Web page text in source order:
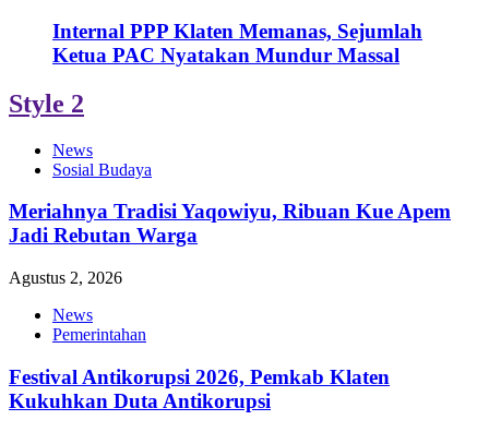
Internal PPP Klaten Memanas, Sejumlah
Ketua PAC Nyatakan Mundur Massal
Style 2
News
Sosial Budaya
Meriahnya Tradisi Yaqowiyu, Ribuan Kue Apem
Jadi Rebutan Warga
Agustus 2, 2026
News
Pemerintahan
Festival Antikorupsi 2026, Pemkab Klaten
Kukuhkan Duta Antikorupsi